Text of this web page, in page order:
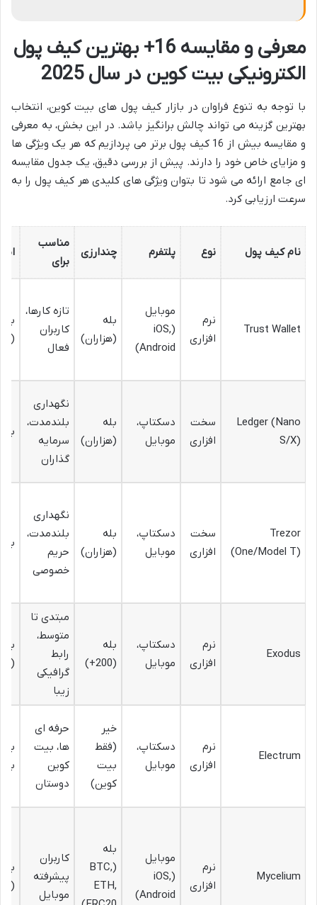
معرفی و مقایسه 16+ بهترین کیف پول
الکترونیکی بیت کوین در سال 2025
با توجه به تنوع فراوان در بازار کیف پول های بیت کوین، انتخاب
بهترین گزینه می تواند چالش برانگیز باشد. در این بخش، به معرفی
و مقایسه بیش از 16 کیف پول برتر می پردازیم که هر یک ویژگی ها
و مزایای خاص خود را دارند. پیش از بررسی دقیق، یک جدول مقایسه
ای جامع ارائه می شود تا بتوان ویژگی های کلیدی هر کیف پول را به
سرعت ارزیابی کرد.
نام کیف پول نوع پلتفرم چندارزی
مناسب
برای
Trust Wallet
نرم
افزاری
موبایل
(iOS,
Android)
بله
(هزاران)
تازه کارها،
کاربران
فعال
بالا
Ledger (Nano
S/X)
سخت
افزاری
دسکتاپ،
موبایل
بله
(هزاران)
نگهداری
بلندمدت،
سرمایه
گذاران
Trezor
(One/Model T)
سخت
افزاری
دسکتاپ،
موبایل
بله
(هزاران)
نگهداری
بلندمدت،
حریم
خصوصی
Exodus
نرم
افزاری
دسکتاپ،
موبایل
بله
(200+)
مبتدی تا
متوسط،
رابط
گرافیکی
زیبا
بالا
Electrum
نرم
افزاری
دسکتاپ،
موبایل
خیر
(فقط
بیت
کوین)
حرفه ای
ها، بیت
کوین
دوستان
Mycelium
نرم
افزاری
موبایل
(iOS,
Android)
بله
(BTC,
ETH,
کاربران
پیشرفته
موبایل
بالا